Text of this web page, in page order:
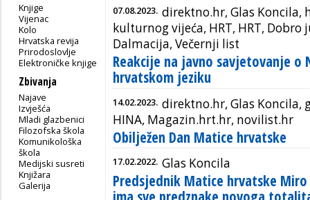
Knjige
Vijenac
Kolo
Hrvatska revija
Prirodoslovlje
Elektroničke knjige
Zbivanja
Najave
Izvješća
Mladi glazbenici
Filozofska škola
Komunikološka
škola
Medijski susreti
Knjižara
Galerija
07.08.2023. direktno.hr, Glas Koncila,
kulturnog vijeća, HRT, HRT,
Dalmacija, Večernji list
Reakcije na javno savjetovanje
hrvatskom jeziku
14.02.2023. direktno.hr, Glas Koncila,
HINA, Magazin.hrt.hr, novilist.hr
Obilježen Dan Matice hrvatske
17.02.2022. Glas Koncila
Predsjednik Matice hrvatske